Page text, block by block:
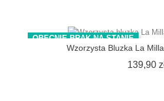
OBECNIE BRAK NA STANIE
Wzorzysta Bluzka La
139,90